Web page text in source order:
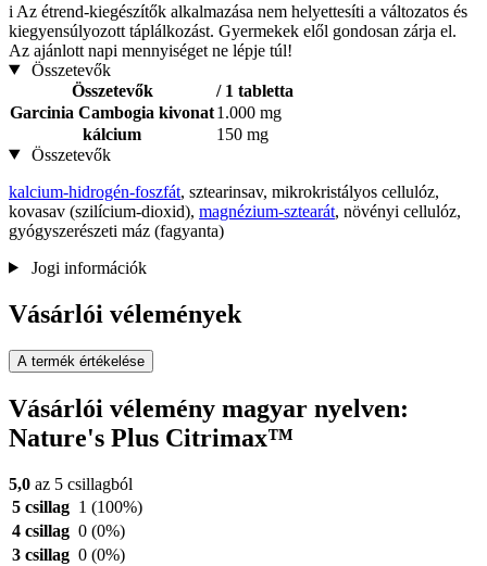
i Az étrend-kiegészítők alkalmazása nem helyettesíti a változatos és
kiegyensúlyozott táplálkozást. Gyermekek elől gondosan zárja el.
Az ajánlott napi mennyiséget ne lépje túl!
Összetevők
Összetevők
/ 1 tabletta
Garcinia Cambogia kivonat1.000 mg
kálcium
150 mg
Összetevők
kalcium-hidrogén-foszfát, sztearinsav, mikrokristályos cellulóz,
kovasav (szilícium-dioxid), magnézium-sztearát, növényi cellulóz,
gyógyszerészeti máz (fagyanta)
Jogi információk
Vásárlói vélemények
A termék értékelése
Vásárlói vélemény magyar nyelven:
Nature's Plus Citrimax™
5,0 az 5 csillagból
5 csillag 1 (100%)
4 csillag 0 (0%)
3 csillag 0 (0%)